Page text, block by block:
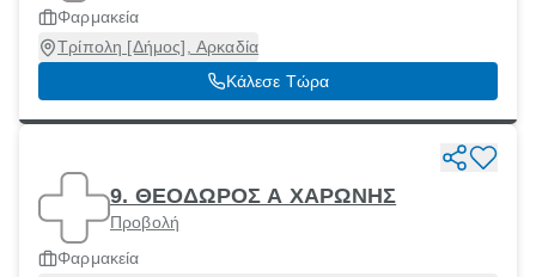
Φαρμακεία
Τρίπολη [Δήμος], Αρκαδία
Κάλεσε Τώρα
9. ΘΕΟΔΩΡΟΣ Α ΧΑΡΩΝΗΣ
Προβολή
Φαρμακεία